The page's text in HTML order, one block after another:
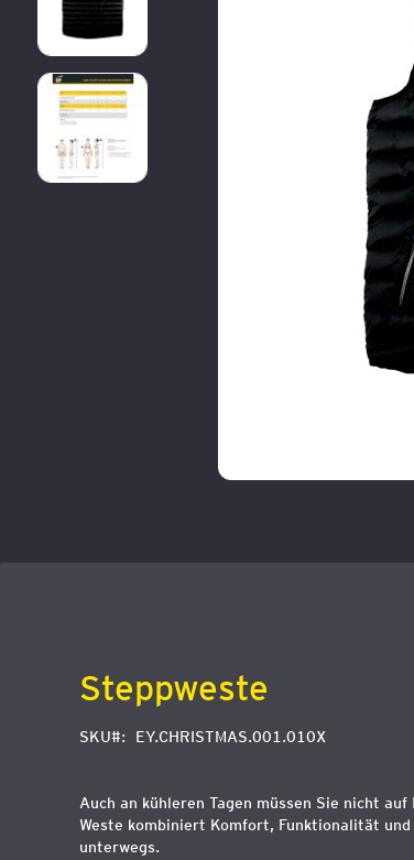
Steppweste
SKU EY.CHRISTMAS.001.010X
Auch an kühleren Tagen müssen Sie nicht
Weste kombiniert Komfort, Funktionalität
unterwegs.